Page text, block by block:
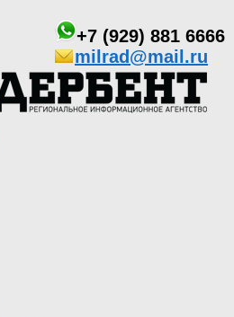
+7 (929) 881 6666
milrad@mail.ru